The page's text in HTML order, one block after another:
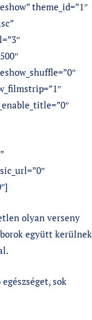
theme_id=”1″
olyan verseny
együtt kerülnek
sok